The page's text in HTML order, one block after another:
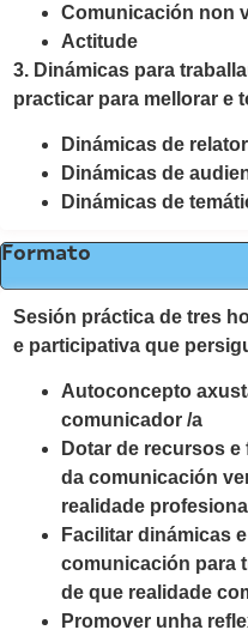
Comunicación non
Actitude
3. Dinámicas para
practicar para mellorar e
Dinámicas de
Dinámicas de
Dinámicas de
Formato
Sesión práctica de tres
e participativa que
Autoconcepto
comunicador /a
Dotar de recursos
da comunicación
realidade
Facilitar dinámicas
comunicación para
de que realidade
Promover unha